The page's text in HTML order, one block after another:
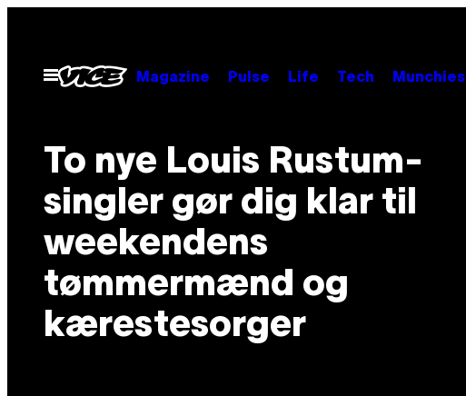
indhold
Åbn
Menu
Magazine Pulse Life Tech Munchies
To nye Louis Rustum-
singler gør dig klar til
weekendens
tømmermænd og
kærestesorger